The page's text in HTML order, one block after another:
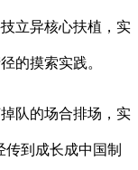
立异核心扶植，实
的摸索实践。
队的场合排场，实
传到成长成中国制